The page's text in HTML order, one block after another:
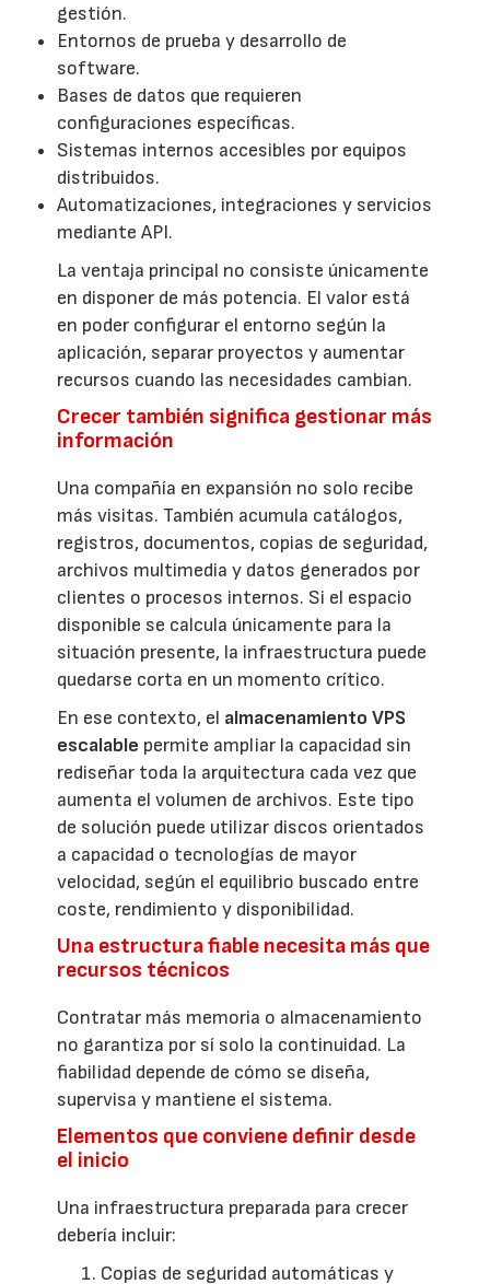
gestión.
Entornos de prueba y desarrollo de
software.
Bases de datos que requieren
configuraciones específicas.
Sistemas internos accesibles por equipos
distribuidos.
Automatizaciones, integraciones y servicios
mediante API.
La ventaja principal no consiste únicamente
en disponer de más potencia. El valor está
en poder configurar el entorno según la
aplicación, separar proyectos y aumentar
recursos cuando las necesidades cambian.
Crecer también significa gestionar más
información
Una compañía en expansión no solo recibe
más visitas. También acumula catálogos,
registros, documentos, copias de seguridad,
archivos multimedia y datos generados por
clientes o procesos internos. Si el espacio
disponible se calcula únicamente para la
situación presente, la infraestructura puede
quedarse corta en un momento crítico.
En ese contexto, el almacenamiento VPS
escalable permite ampliar la capacidad sin
rediseñar toda la arquitectura cada vez que
aumenta el volumen de archivos. Este tipo
de solución puede utilizar discos orientados
a capacidad o tecnologías de mayor
velocidad, según el equilibrio buscado entre
coste, rendimiento y disponibilidad.
Una estructura fiable necesita más que
recursos técnicos
Contratar más memoria o almacenamiento
no garantiza por sí solo la continuidad. La
fiabilidad depende de cómo se diseña,
supervisa y mantiene el sistema.
Elementos que conviene definir desde
el inicio
Una infraestructura preparada para crecer
debería incluir:
Copias de seguridad automáticas y